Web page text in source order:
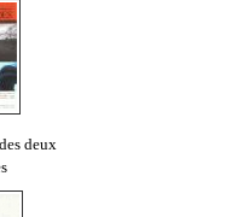
deux